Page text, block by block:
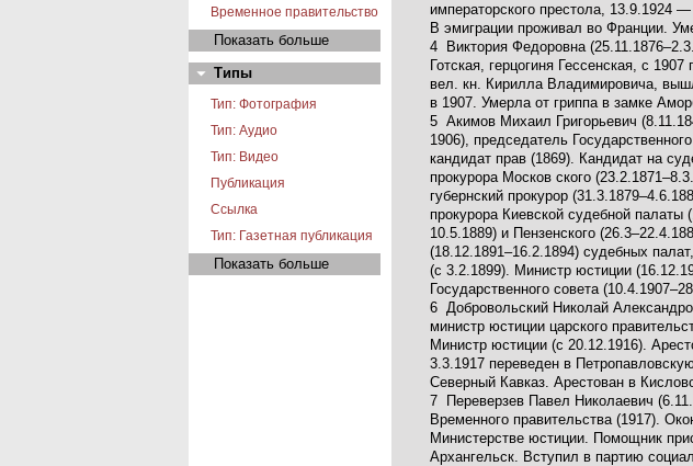
Временное правительство
Показать больше
Типы
Тип: Фотография
Тип: Аудио
Тип: Видео
Публикация
Ссылка
Тип: Газетная публикация
Показать больше
императорского престола, 13.9.1924
В эмиграции проживал во Франции.
4 Виктория Федоровна
Готская, герцогиня Гессенская, с
вел. кн. Кирилла Владимировича,
в 1907. Умерла от гриппа в замке
5 Акимов Михаил Григорьевич
1906), председатель
кандидат прав (1869). Кандидат на
прокурора Москов ского
губернский прокурор
прокурора Киевской судебной
10.5.1889) и Пензенского
(18.12.1891–16.2.1894) судебных
(с 3.2.1899). Министр юстиции
Государственного совета
6 Добровольский Николай
министр юстиции царского
Министр юстиции (с 20.12.1916).
3.3.1917 переведен в
Северный Кавказ. Арестован в
7 Переверзев Павел Николаевич
Временного правительства (1917).
Министерстве юстиции. Помощник
Архангельск. Вступил в партию